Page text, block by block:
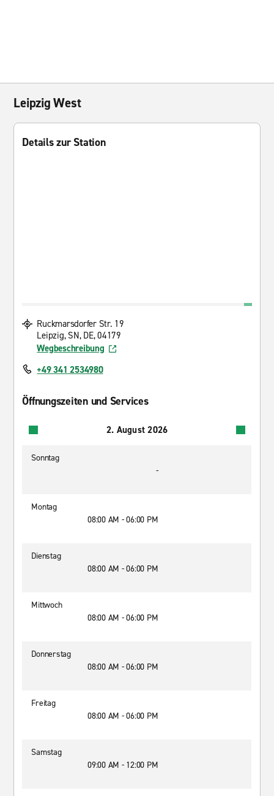
Leipzig West
Details zur Station
Ruckmarsdorfer Str. 19
Leipzig, SN, DE, 04179
Wegbeschreibung
+49 341 2534980
Öffnungszeiten und Services
2. August 2026
Sonntag
-
Montag
08:00 AM - 06:00 PM
Dienstag
08:00 AM - 06:00 PM
Mittwoch
08:00 AM - 06:00 PM
Donnerstag
08:00 AM - 06:00 PM
Freitag
08:00 AM - 06:00 PM
Samstag
09:00 AM - 12:00 PM